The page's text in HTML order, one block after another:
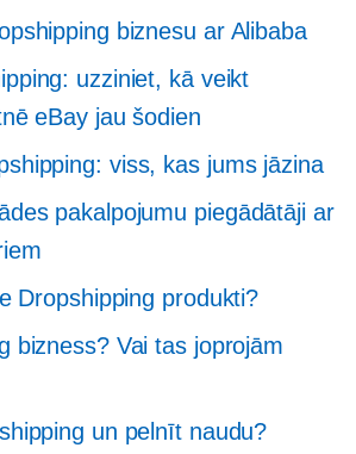
biznesu ar Alibaba
uzziniet, kā veikt
eBay jau šodien
viss, kas jums jāzina
pakalpojumu piegādātāji ar
Dropshipping produkti?
bizness? Vai tas joprojām
un pelnīt naudu?